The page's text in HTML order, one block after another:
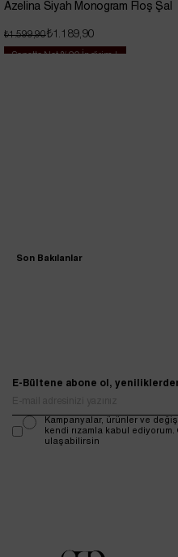
Azelina Siyah Monogram Floş Şal
₺1.189,90
₺1.599,90
Sepette Net %20 İndirim !
Son Bakılanlar
E-Bültene abone ol,
Kampanyalar, ürünler ve
kendi rızamla kabul
ulaşabilirsin